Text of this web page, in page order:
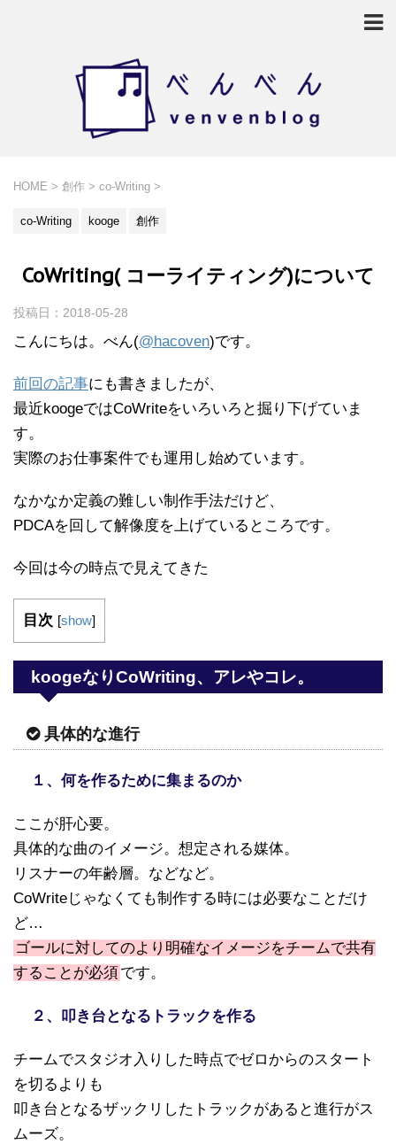
HOME > 創作 > co-Writing >
co-Writing kooge 創作
CoWriting( コーライティング)について
投稿日： 2018-05-28
こんにちは。べん(@hacoven)です。
前回の記事にも書きましたが、
最近koogeではCoWriteをいろいろと掘り下げていま
す。
実際のお仕事案件でも運用し始めています。
なかなか定義の難しい制作手法だけど、
PDCAを回して解像度を上げているところです。
今回は今の時点で見えてきた
目次 [show]
koogeなりCoWriting、アレやコレ。
具体的な進行
１、何を作るために集まるのか
ここが肝心要。
具体的な曲のイメージ。想定される媒体。
リスナーの年齢層。などなど。
CoWriteじゃなくても制作する時には必要なことだけ
ど…
ゴールに対してのより明確なイメージをチームで共有
することが必須です。
２、叩き台となるトラックを作る
チームでスタジオ入りした時点でゼロからのスタート
を切るよりも
叩き台となるザックリしたトラックがあると進行がス
ムーズ。